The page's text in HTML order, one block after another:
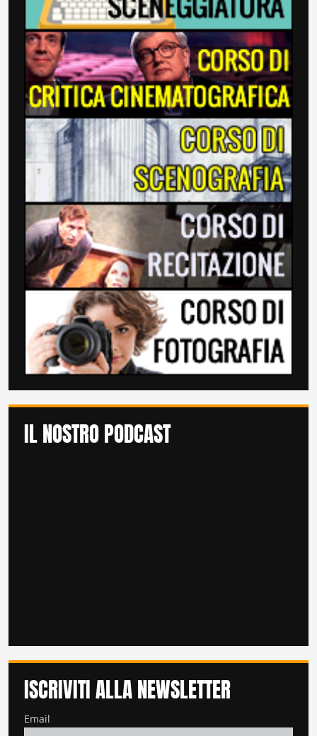
IL NOSTRO PODCAST
ISCRIVITI ALLA NEWSLETTER
Email